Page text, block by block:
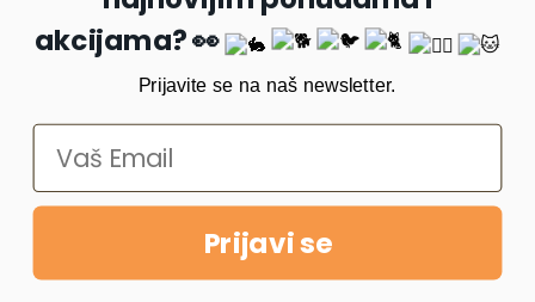
Prijavi se
akcijama? 👀
Prijavite se na naš newsletter.
Prijavi se